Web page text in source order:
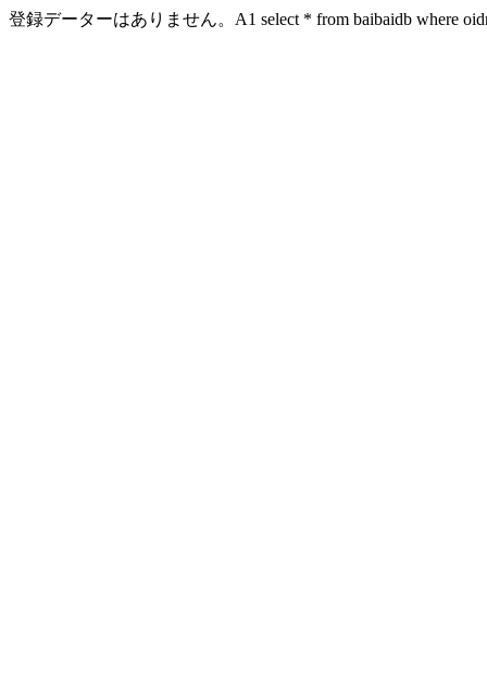
登録データーはありません。A1 select * from baibaidb where